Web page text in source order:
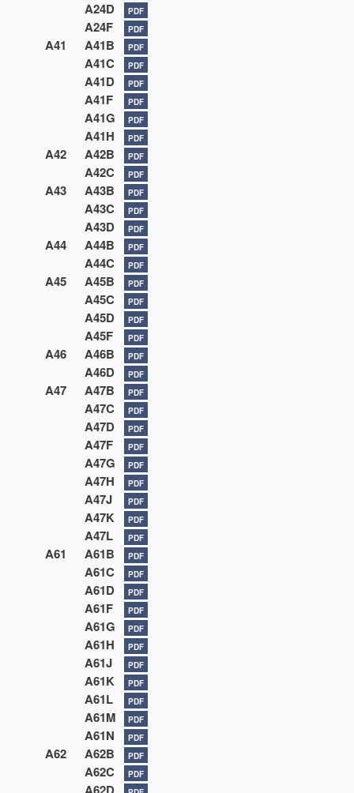
A24D PDF
A24F PDF
A41 A41B PDF
A41C PDF
A41D PDF
A41F PDF
A41G PDF
A41H PDF
A42 A42B PDF
A42C PDF
A43 A43B PDF
A43C PDF
A43D PDF
A44 A44B PDF
A44C PDF
A45 A45B PDF
A45C PDF
A45D PDF
A45F PDF
A46 A46B PDF
A46D PDF
A47 A47B PDF
A47C PDF
A47D PDF
A47F PDF
A47G PDF
A47H PDF
A47J PDF
A47K PDF
A47L PDF
A61 A61B PDF
A61C PDF
A61D PDF
A61F PDF
A61G PDF
A61H PDF
A61J PDF
A61K PDF
A61L PDF
A61M PDF
A61N PDF
A62 A62B PDF
A62C PDF